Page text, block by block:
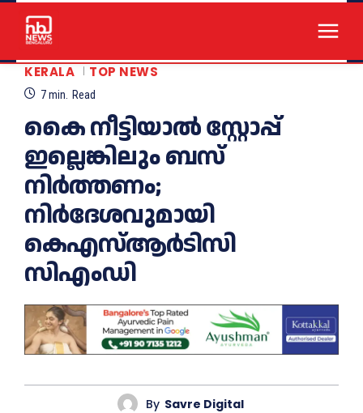
KERALA TOP NEWS
7min. Read
കൈ നീട്ടിയാൽ സ്റ്റോപ്പ്
ഇല്ലെങ്കിലും ബസ്
നിർത്തണം;
നിർദേശവുമായി
കെഎസ്ആർടിസി
സിഎംഡി
By Savre Digital